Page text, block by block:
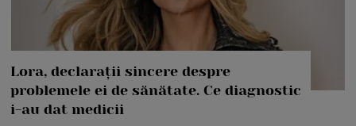
Lora, declarații sincere despre
problemele ei de sănătate. Ce diagnostic
i-au dat medicii